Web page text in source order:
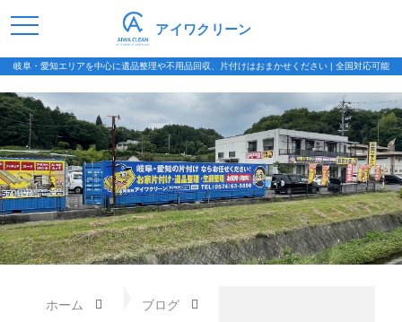
岐阜・愛知エリアを中心に遺品整理や不用品回収、片付けはおまかせください | 全国対応可能
アイワクリーン
ホーム ブログ